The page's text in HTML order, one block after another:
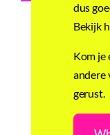
dus
Bekijk
Kom je
andere
gerust.